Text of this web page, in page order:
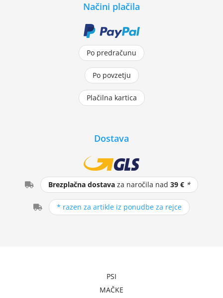
Načini plačila
Po predračunu
Po povzetju
Plačilna kartica
Dostava
Brezplačna dostava za naročila nad39 € *
* razen za artikle iz ponudbe za rejce
PSI
MAČKE